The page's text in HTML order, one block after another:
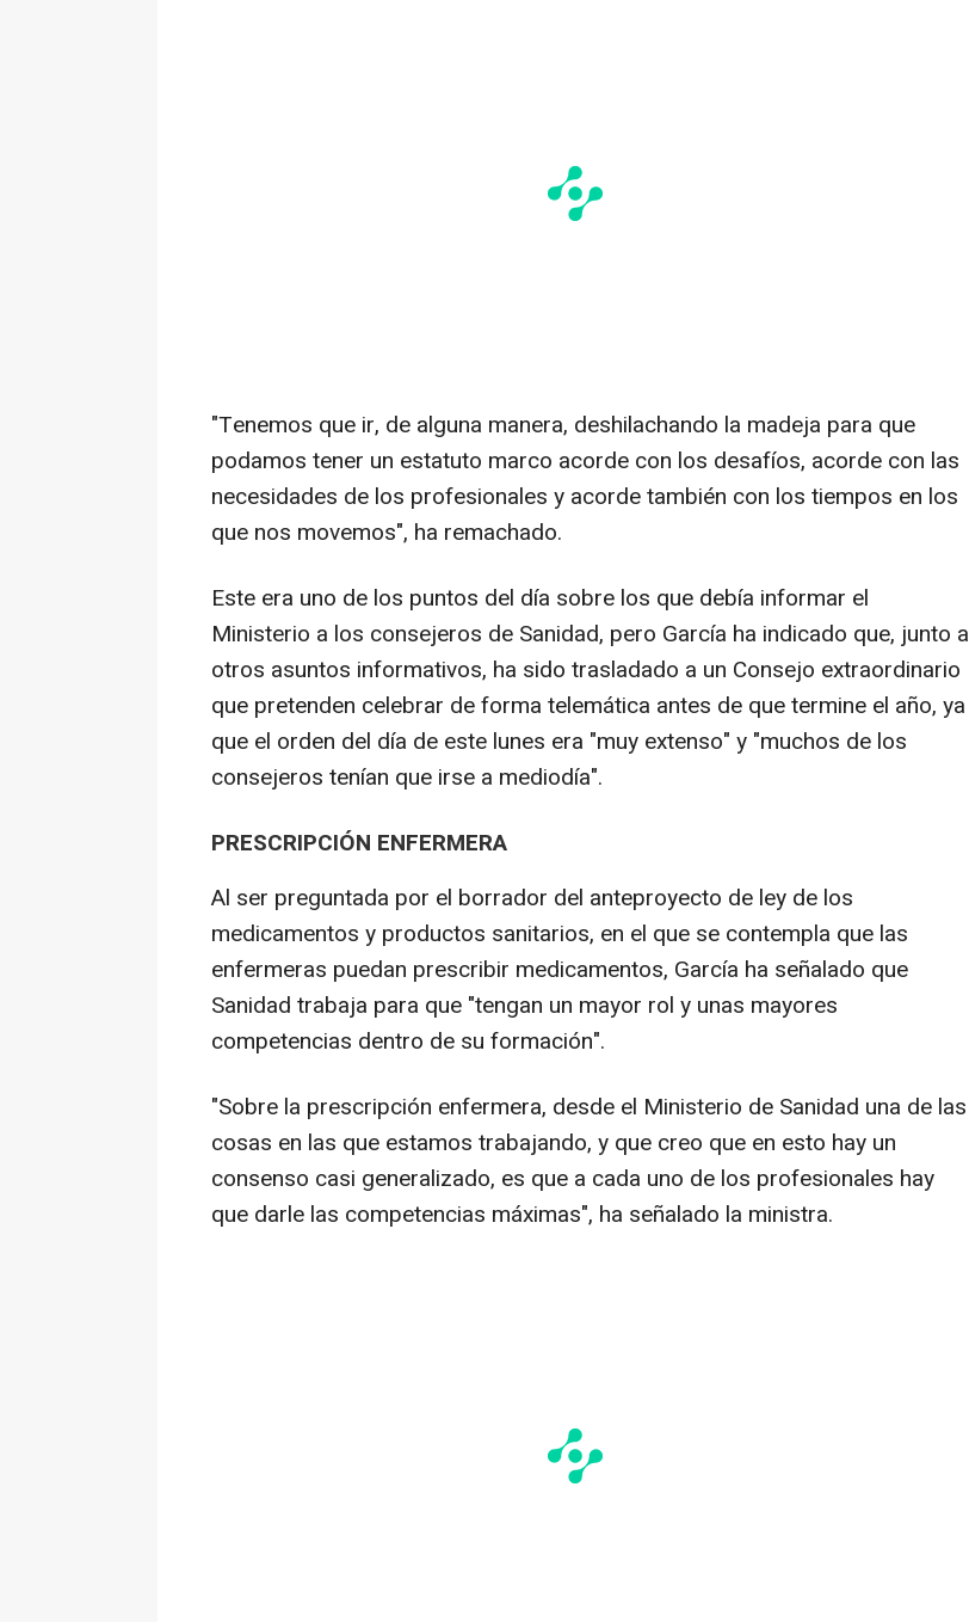
"Tenemos que ir, de alguna manera, deshilachando la madeja para que
podamos tener un estatuto marco acorde con los desafíos, acorde con las
necesidades de los profesionales y acorde también con los tiempos en los
que nos movemos", ha remachado.
Este era uno de los puntos del día sobre los que debía informar el
Ministerio a los consejeros de Sanidad, pero García ha indicado que, junto a
otros asuntos informativos, ha sido trasladado a un Consejo extraordinario
que pretenden celebrar de forma telemática antes de que termine el año, ya
que el orden del día de este lunes era "muy extenso" y "muchos de los
consejeros tenían que irse a mediodía".
PRESCRIPCIÓN ENFERMERA
Al ser preguntada por el borrador del anteproyecto de ley de los
medicamentos y productos sanitarios, en el que se contempla que las
enfermeras puedan prescribir medicamentos, García ha señalado que
Sanidad trabaja para que "tengan un mayor rol y unas mayores
competencias dentro de su formación".
"Sobre la prescripción enfermera, desde el Ministerio de Sanidad una de las
cosas en las que estamos trabajando, y que creo que en esto hay un
consenso casi generalizado, es que a cada uno de los profesionales hay
que darle las competencias máximas", ha señalado la ministra.